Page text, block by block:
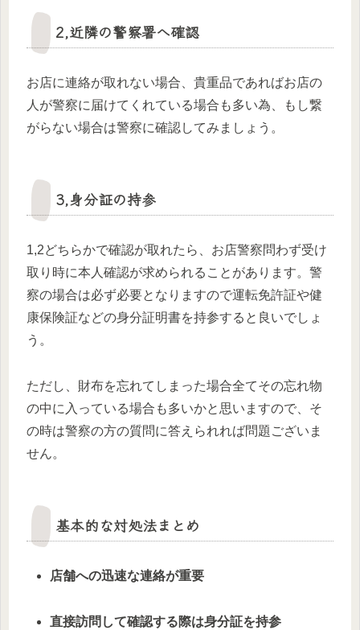
2,近隣の警察署へ確認
お店に連絡が取れない場合、貴重品であればお店の
人が警察に届けてくれている場合も多い為、もし繋
がらない場合は警察に確認してみましょう。
3,身分証の持参
1,2どちらかで確認が取れたら、お店警察問わず受け
取り時に本人確認が求められることがあります。警
察の場合は必ず必要となりますので運転免許証や健
康保険証などの身分証明書を持参すると良いでしょ
う。
ただし、財布を忘れてしまった場合全てその忘れ物
の中に入っている場合も多いかと思いますので、そ
の時は警察の方の質問に答えられれば問題ございま
せん。
基本的な対処法まとめ
店舗への迅速な連絡が重要
直接訪問して確認する際は身分証を持参